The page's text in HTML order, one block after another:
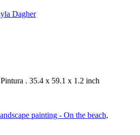
Pintura . 35.4 x 59.1 x 1.2 inch